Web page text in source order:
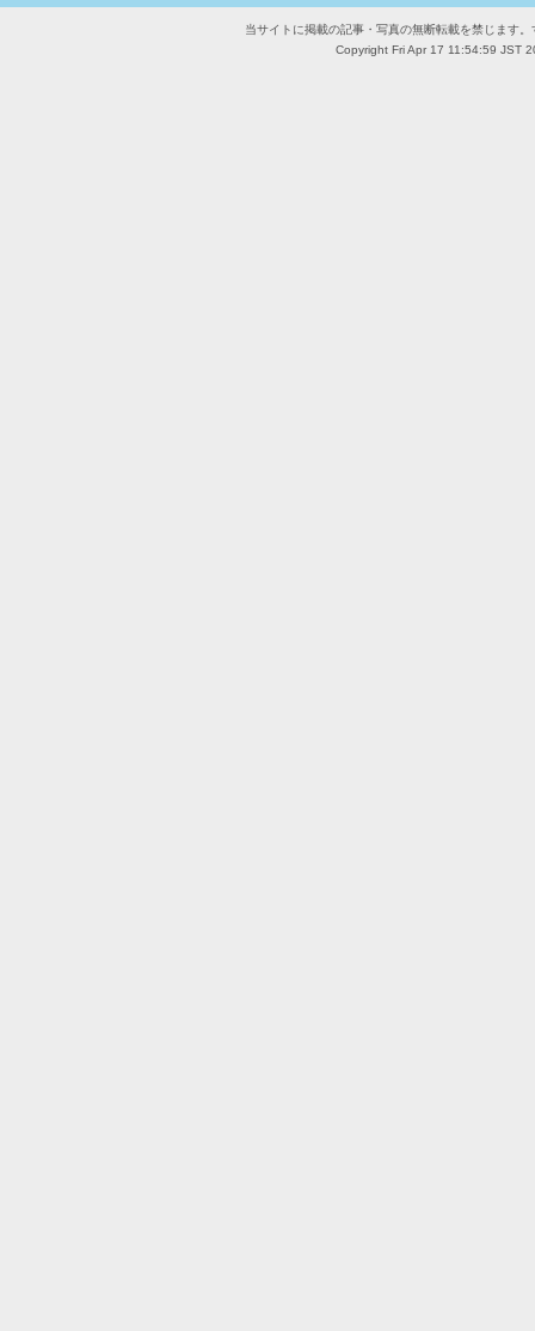
当サイトに掲載の記事・写真の無断転載を禁じます
Copyright Fri Apr 17 11:54:59 JST